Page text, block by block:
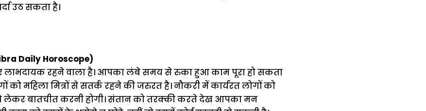
उठ सकता है।
Daily Horoscope)
रहने वाला है। आपका लंबे समय से रुका हुआ काम पूरा हो सकता
को महिला मित्रों से सतर्क रहने की जरुरत है। नौकरी में कार्यरत लोगों को
लेकर बातचीत करनी होगी। संतान को तरक्की करते देख आपका मन